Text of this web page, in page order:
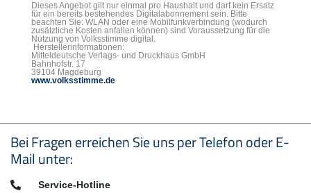
Dieses Angebot gilt nur einmal pro Haushalt und darf kein Ersatz
für ein bereits bestehendes Digitalabonnement sein. Bitte
beachten Sie: WLAN oder eine Mobilfunkverbindung (wodurch
zusätzliche Kosten anfallen können) sind Voraussetzung für die
Nutzung von Volksstimme digital.
Herstellerinformationen:
Mitteldeutsche Verlags- und Druckhaus GmbH
Bahnhofstr. 17
39104 Magdeburg
www.volksstimme.de
Seitenfußbereich
Bei Fragen erreichen Sie uns per Telefon oder E-
Mail unter:
Telefon:Service-Hotline